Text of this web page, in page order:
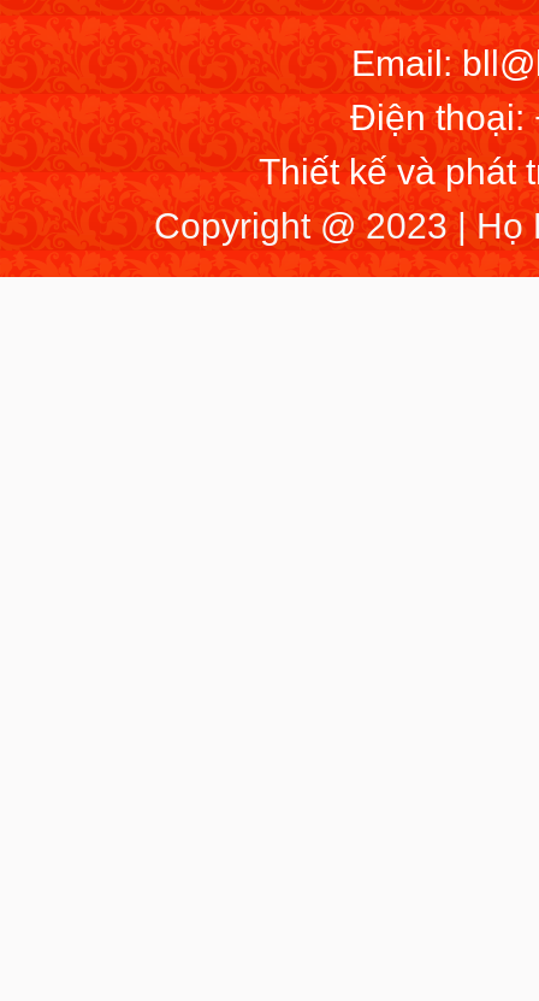
Email:
Điện thoại:
Thiết kế và phát
Copyright @ 2023 | Họ